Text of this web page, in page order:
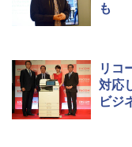
も
リコ
対応
ビジ